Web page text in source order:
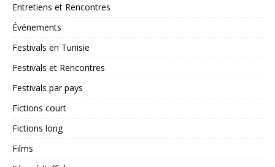
Entretiens et Rencontres
Événements
Festivals en Tunisie
Festivals et Rencontres
Festivals par pays
Fictions court
Fictions long
Films